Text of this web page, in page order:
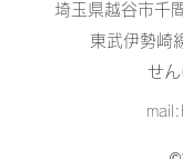
埼玉県越谷市
東武伊勢崎
せ
mail: